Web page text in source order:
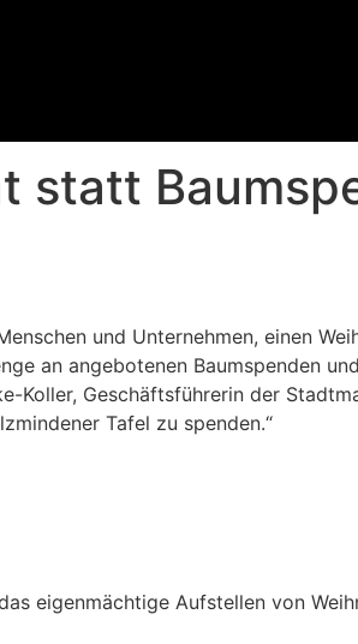
statt
und Unternehmen, einen
an angebotenen Baumspenden
Koller, Geschäftsführerin der
Tafel zu spenden.“
eigenmächtige Aufstellen von